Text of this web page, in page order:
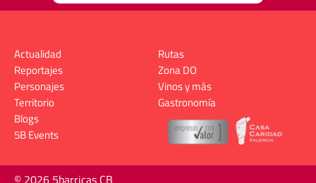
Actualidad
Reportajes
Personajes
Territorio
Rutas
Zona DO
Vinos y más
Gastronomía
Blogs
5B Events
© 2026 5barricas CB